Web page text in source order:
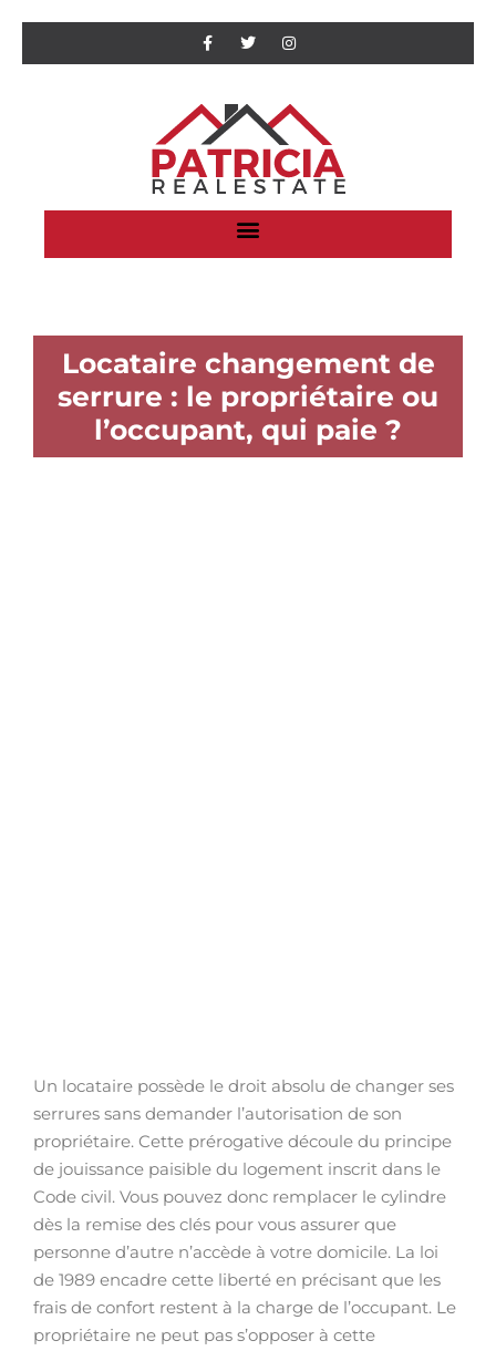
Locataire changement de
serrure : le propriétaire ou
l’occupant, qui paie ?
Un locataire possède le droit absolu de changer ses
serrures sans demander l’autorisation de son
propriétaire. Cette prérogative découle du principe
de jouissance paisible du logement inscrit dans le
Code civil. Vous pouvez donc remplacer le cylindre
dès la remise des clés pour vous assurer que
personne d’autre n’accède à votre domicile. La loi
de 1989 encadre cette liberté en précisant que les
frais de confort restent à la charge de l’occupant. Le
propriétaire ne peut pas s’opposer à cette